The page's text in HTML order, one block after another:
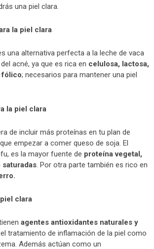
una piel clara.
la piel clara
una alternativa perfecta a la leche de vaca
acné, ya que es rica en celulosa, lactosa,
fólico; necesarios para mantener una piel
la piel clara
de incluir más proteínas en tu plan de
empezar a comer queso de soja. El
es la mayor fuente de proteína vegetal,
saturadas. Por otra parte también es rico en
clara
agentes antioxidantes naturales y
tratamiento de inflamación de la piel como
Además actúan como un